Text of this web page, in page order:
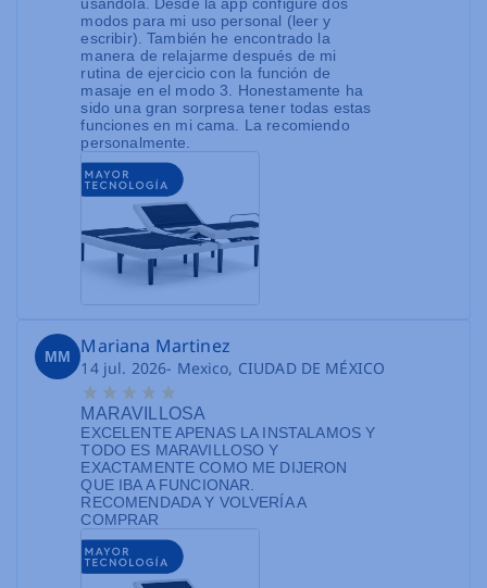
modos para mi uso personal (leer y
escribir). También he encontrado la
manera de relajarme después de mi
rutina de ejercicio con la función de
masaje en el modo 3. Honestamente ha
sido una gran sorpresa tener todas estas
funciones en mi cama. La recomiendo
personalmente.
MM Mariana Martinez
14 jul. 2026- Mexico, CIUDAD DE MÉXICO
MARAVILLOSA
EXCELENTE APENAS LA INSTALAMOS Y
TODO ES MARAVILLOSO Y
EXACTAMENTE COMO ME DIJERON
QUE IBA A FUNCIONAR.
RECOMENDADA Y VOLVERÍA A
COMPRAR